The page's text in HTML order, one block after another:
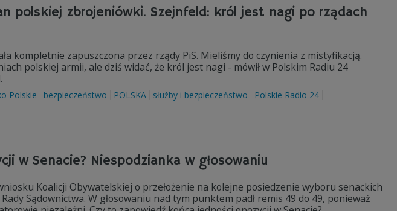
polskiej zbrojeniówki. Szejnfeld: król jest nagi po rządach
kompletnie zapuszczona przez rządy PiS. Mieliśmy do czynienia z mistyfikacją.
polskiej armii, ale dziś widać, że król jest nagi - mówił w Polskim Radiu 24
Polskie bezpieczeństwo POLSKA służby i bezpieczeństwo Polskie Radio 24
w Senacie? Niespodzianka w głosowaniu
Koalicji Obywatelskiej o przełożenie na kolejne posiedzenie wyboru senackich
Sądownictwa. W głosowaniu nad tym punktem padł remis 49 do 49, ponieważ